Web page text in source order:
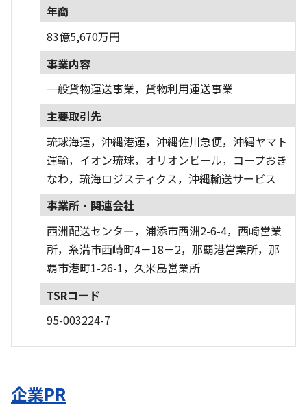
年商
83億5,670万円
事業内容
一般貨物運送事業，貨物利用運送事業
主要取引先
琉球海運，沖縄港運，沖縄佐川急便，沖縄ヤマト
運輸，イオン琉球，オリオンビール，コープおき
なわ，琉海ロジスティクス，沖縄輸送サービス
事業所・関連会社
西洲配送センター，浦添市西洲2-6-4，西崎営業
所，糸満市西崎町4－18－2，那覇港営業所，那
覇市港町1-26-1，久米島営業所
TSRコード
95-003224-7
企業PR